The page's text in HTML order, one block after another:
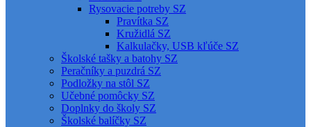
Rysovacie potreby SZ
Pravítka SZ
Kružidlá SZ
Kalkulačky, USB kľúče SZ
Školské tašky a batohy SZ
Peračníky a puzdrá SZ
Podložky na stôl SZ
Učebné pomôcky SZ
Doplnky do školy SZ
Školské balíčky SZ